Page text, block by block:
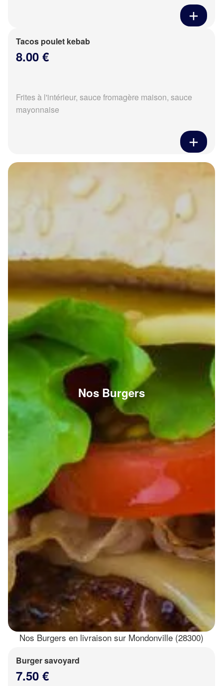
Tacos poulet kebab
8.00 €
Frites à l'intérieur, sauce fromagère maison, sauce
mayonnaise
Nos Burgers
Nos Burgers en livraison sur Mondonville (28300)
Burger savoyard
7.50 €